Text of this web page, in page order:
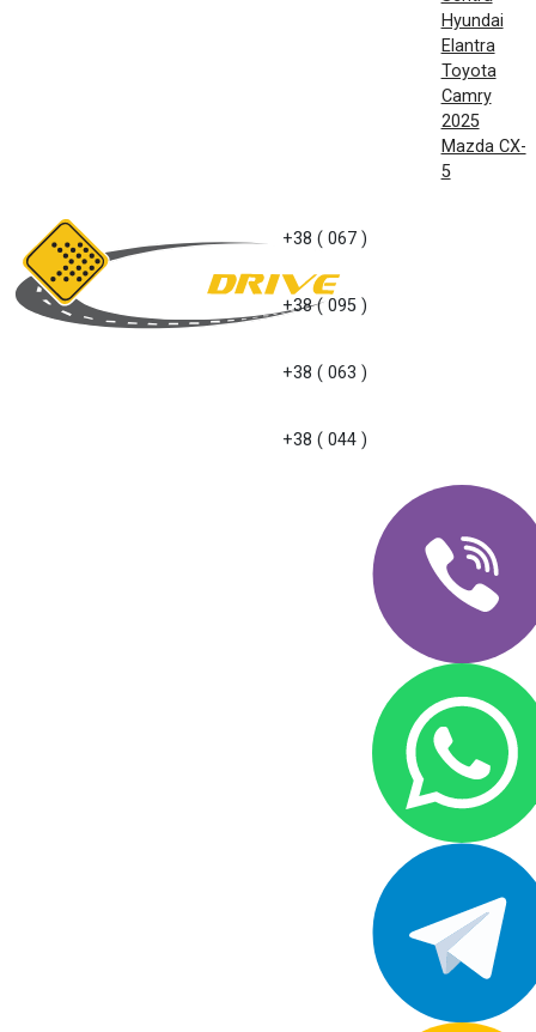
Hyundai
Elantra
Toyota
Camry
2025
Mazda CX-
5
+38 ( 067 )
+38 ( 095 )
+38 ( 063 )
+38 ( 044 )